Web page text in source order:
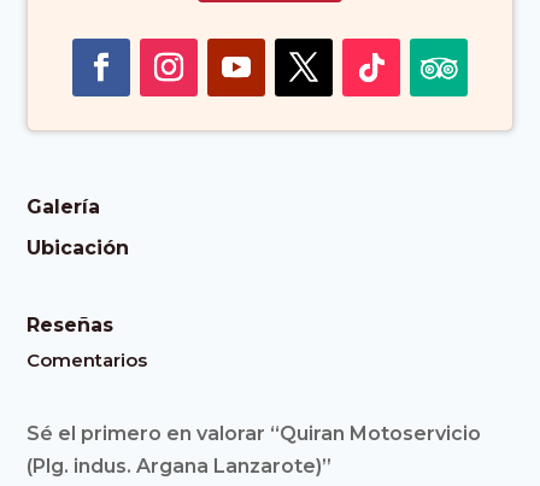
Galería
Ubicación
Reseñas
Comentarios
Sé el primero en valorar “Quiran Motoservicio
(Plg. indus. Argana Lanzarote)”